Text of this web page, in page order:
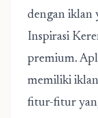
dengan iklan
Inspirasi
premium.
memiliki
fitur-fitur